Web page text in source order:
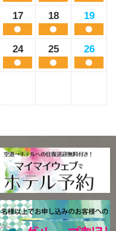
17 18 19
24 25 26